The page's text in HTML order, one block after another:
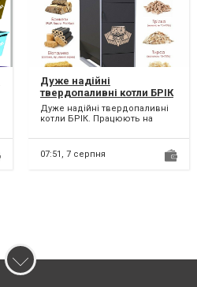
Дуже надійні
твердопаливні котли БРІК
Дуже надійні твердопаливні
котли БРІК. Працюють на
* Дрова (вологіст...
07:51, 7 серпня